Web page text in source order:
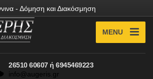
- Δόμηση και Διακόσμηση
MENU
26510 60607 ή 6945469223
info@augeris.gr